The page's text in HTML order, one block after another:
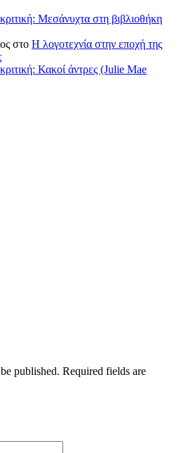
Μεσάνυχτα στη βιβλιοθήκη
στο Η λογοτεχνία στην εποχή της
Κακοί άντρες (Julie Mae
published. Required fields are